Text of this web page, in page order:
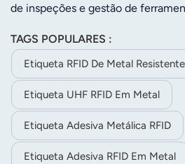
de inspeções e gestão de
produzidos por meio de tecnologia
para uso interno e externo em
severos.
TAGS POPULARES :
Etiqueta RFID De Metal
Etiqueta UHF RFID Em Metal
Etiqueta Adesiva Metálica RFID
Etiqueta Adesiva RFID Em Metal